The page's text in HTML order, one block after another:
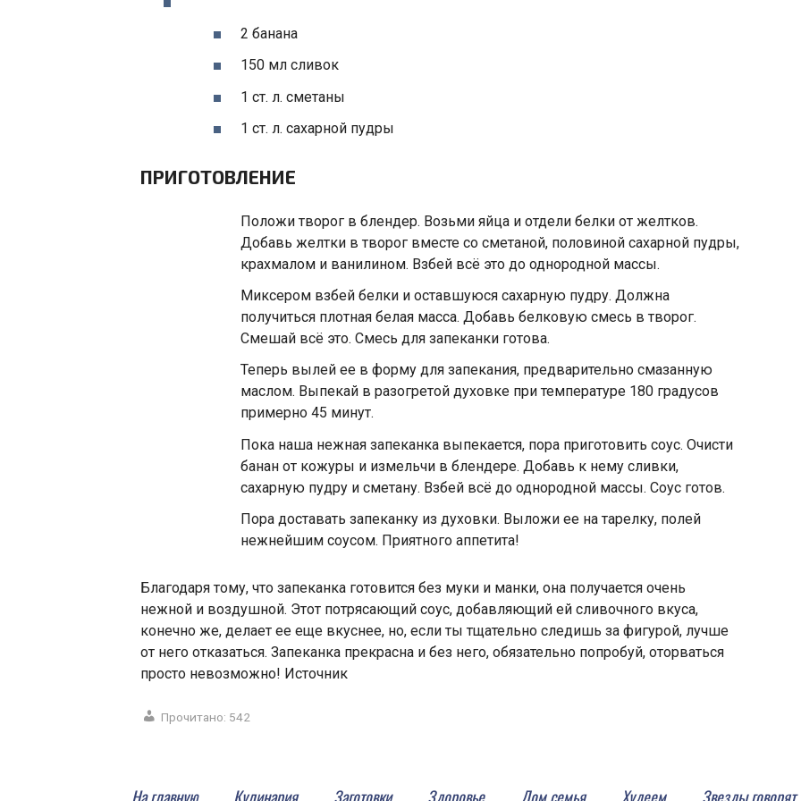
2 банана
150 мл сливок
1 ст. л. сметаны
1 ст. л. сахарной пудры
ПРИГОТОВЛЕНИЕ
Положи творог в блендер. Возьми яйца и отдели белки от желтков.
Добавь желтки в творог вместе со сметаной, половиной сахарной пудры,
крахмалом и ванилином. Взбей всё это до однородной массы.
Миксером взбей белки и оставшуюся сахарную пудру. Должна
получиться плотная белая масса. Добавь белковую смесь в творог.
Смешай всё это. Смесь для запеканки готова.
Теперь вылей ее в форму для запекания, предварительно смазанную
маслом. Выпекай в разогретой духовке при температуре 180 градусов
примерно 45 минут.
Пока наша нежная запеканка выпекается, пора приготовить соус. Очисти
банан от кожуры и измельчи в блендере. Добавь к нему сливки,
сахарную пудру и сметану. Взбей всё до однородной массы. Соус готов.
Пора доставать запеканку из духовки. Выложи ее на тарелку, полей
нежнейшим соусом. Приятного аппетита!
Благодаря тому, что запеканка готовится без муки и манки, она получается очень
нежной и воздушной. Этот потрясающий соус, добавляющий ей сливочного вкуса,
конечно же, делает ее еще вкуснее, но, если ты тщательно следишь за фигурой, лучше
от него отказаться. Запеканка прекрасна и без него, обязательно попробуй, оторваться
просто невозможно! Источник
Прочитано: 542
На главную Кулинария Заготовки Здоровье Дом семья Худеем Звезды говорят